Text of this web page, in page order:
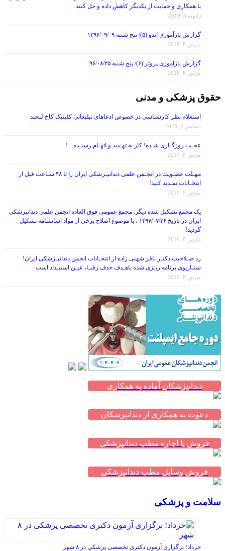
با همکاری و حمایت از یکدیگر کاهش داده و حل کنند.
ژانویه 3, 2019
گزارش بازآموزی اندو (۵)/ پنج شنبه ۱۳۹۶/۰۹/۰۹
مارس 8, 2018
گزارش بازآموزی پروتز (۶)/ پنج شنبه ۹۶/۰۸/۲۵
مارس 8, 2018
حقوق پزشکی و مدنی
استعلام نظر کارشناسی در خصوص ادعاهای تبلیغاتی کلینیک کاخ لبخند
دسامبر 4, 2025
عجـب روزگـاری شـده! کار به تهـدید و اتهـام رسیـده…!
مارس 8, 2019
مهـلت عضـویت در انجـمن علمی دندانپـزشکی ایران را تا ۴۸ سـاعت قبل از
انتخـابات تمـدید کنید!
مارس 8, 2019
یک مجمع تشکیل شده دیگر: مجمع عمومی فوق العاده انجمن علمی دندانپزشکی
ایران در تاریخ ۱۳۹۷/۰۷/۲۶ ، با موضوع اصلاح برخی از مواد اساسنامه تشکیل
گردید!
مارس 8, 2019
رد صـلاحیت دکتـر باقر شهنی زاده از انتخـابات انجمن دندانپـزشکی ایران!
سنـاریوی برنامه ریـزی شده باهـدف حذف رقبـا، عیـن استبـداد است
مارس 8, 2019
دندانپزشکان آماده به همکاری
دعوت به همکاری از دندانپزشکان
فروش یا اجاره مطب دندانپزشکی
فروش وسایل مطب دندانپزشکی
سلامت و پزشکی
خرداد؛ برگزاری آزمون دکتری تخصصی پزشکی در ۸ شهر